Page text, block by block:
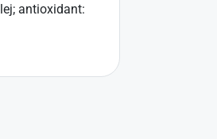
antioxidant: